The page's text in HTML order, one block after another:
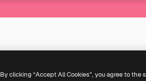
By clicking “Accept All Cookies”, you agree to